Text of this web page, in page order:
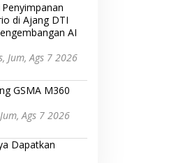
di Ajang DTI
AI
Jum, Ags 7 2026
GSMA M360
Ags 7 2026
Dapatkan